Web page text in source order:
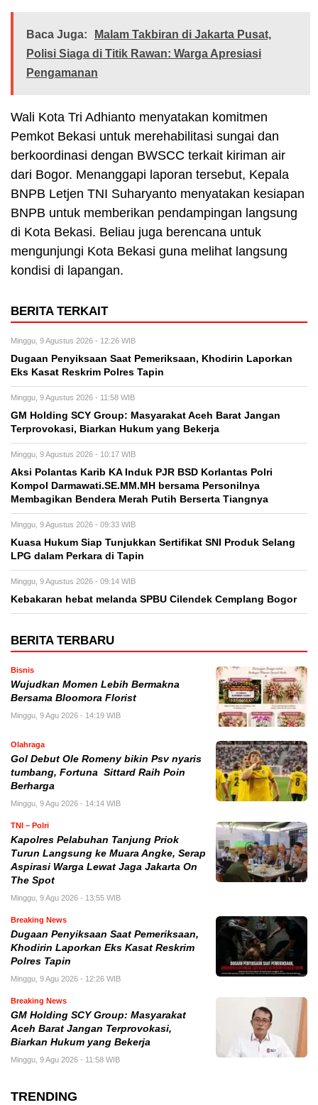
Baca Juga:
Malam Takbiran di Jakarta Pusat,
Polisi Siaga di Titik Rawan: Warga Apresiasi
Pengamanan
Wali Kota Tri Adhianto menyatakan komitmen
Pemkot Bekasi untuk merehabilitasi sungai dan
berkoordinasi dengan BWSCC terkait kiriman air
dari Bogor. Menanggapi laporan tersebut, Kepala
BNPB Letjen TNI Suharyanto menyatakan kesiapan
BNPB untuk memberikan pendampingan langsung
di Kota Bekasi. Beliau juga berencana untuk
mengunjungi Kota Bekasi guna melihat langsung
kondisi di lapangan.
BERITA TERKAIT
Minggu, 9 Agustus 2026 - 12:26 WIB
Dugaan Penyiksaan Saat Pemeriksaan, Khodirin Laporkan
Eks Kasat Reskrim Polres Tapin
Minggu, 9 Agustus 2026 - 11:58 WIB
GM Holding SCY Group: Masyarakat Aceh Barat Jangan
Terprovokasi, Biarkan Hukum yang Bekerja
Minggu, 9 Agustus 2026 - 10:17 WIB
Aksi Polantas Karib KA Induk PJR BSD Korlantas Polri
Kompol Darmawati.SE.MM.MH bersama Personilnya
Membagikan Bendera Merah Putih Berserta Tiangnya
Minggu, 9 Agustus 2026 - 09:33 WIB
Kuasa Hukum Siap Tunjukkan Sertifikat SNI Produk Selang
LPG dalam Perkara di Tapin
Minggu, 9 Agustus 2026 - 09:14 WIB
Kebakaran hebat melanda SPBU Cilendek Cemplang Bogor
BERITA TERBARU
Bisnis
Wujudkan Momen Lebih Bermakna
Bersama Bloomora Florist
Minggu, 9 Agu 2026 - 14:19 WIB
Olahraga
Gol Debut Ole Romeny bikin Psv nyaris
tumbang, Fortuna Sittard Raih Poin
Berharga
Minggu, 9 Agu 2026 - 14:14 WIB
TNI – Polri
Kapolres Pelabuhan Tanjung Priok
Turun Langsung ke Muara Angke, Serap
Aspirasi Warga Lewat Jaga Jakarta On
The Spot
Minggu, 9 Agu 2026 - 13:55 WIB
Breaking News
Dugaan Penyiksaan Saat Pemeriksaan,
Khodirin Laporkan Eks Kasat Reskrim
Polres Tapin
Minggu, 9 Agu 2026 - 12:26 WIB
Breaking News
GM Holding SCY Group: Masyarakat
Aceh Barat Jangan Terprovokasi,
Biarkan Hukum yang Bekerja
Minggu, 9 Agu 2026 - 11:58 WIB
TRENDING